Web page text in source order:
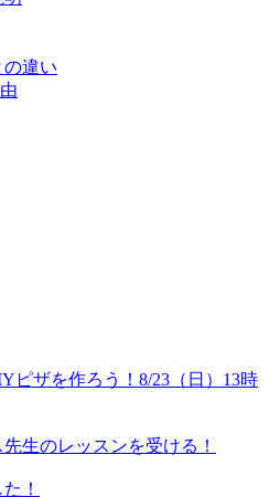
違い
ピザを作ろう！8/23（日）13時
生のレッスンを受ける！
！